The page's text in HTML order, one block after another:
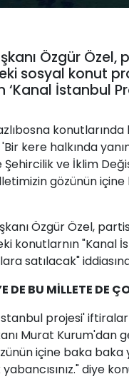
Özgür
sosyal konut
‘Kanal İstanbul
kere halkında
ve İklim
gözünün
Özgür Özel,
konutlarnın "Kanal
satılacak"
DE BU MİLLETE DE
projesi'
Murat Kurum'dan
içine baka baka
diye